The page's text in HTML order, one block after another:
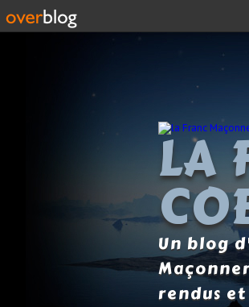
LA
Un blog
rendus